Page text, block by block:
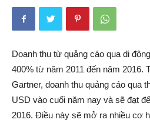
Doanh thu từ quảng cáo qua di
400% từ năm 2011 đến năm 2016.
Gartner, doanh thu quảng cáo qua
USD vào cuối năm nay và sẽ đạt
2016. Điều này sẽ mở ra nhiều cơ